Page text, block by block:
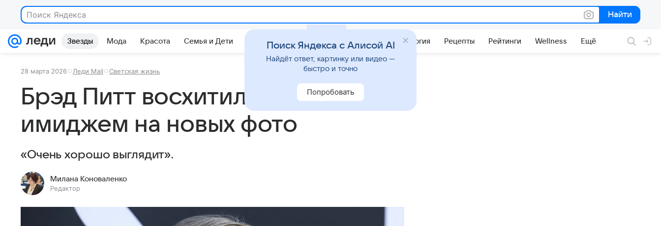
Поиск Яндекса Найти
Найти
Звезды Мода Красота Семья и Дети Гороскопы Стиль жизни Психология Рецепты Рейтинги Wellness Ещё
28 марта 2026 Леди Mail Светская жизнь
Брэд Питт восхитил поклонников
имиджем на новых фото
«Очень хорошо выглядит».
Милана Коноваленко
Редактор
Поиск Яндекса с Алисой AI
Найдёт ответ, картинку или видео —
быстро и точно
Попробовать